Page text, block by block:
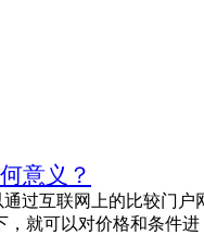
意义？
过互联网上的比较门户
，就可以对价格和条件进